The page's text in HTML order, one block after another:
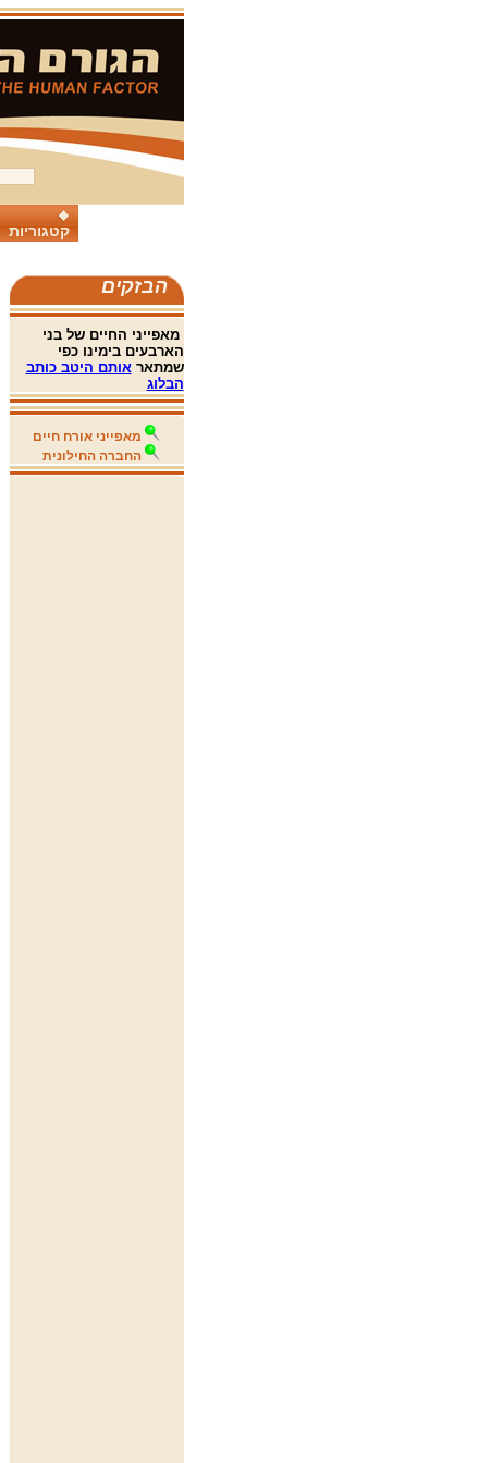
קטגוריות
הבזקים
מאפייני החיים של בני
הארבעים בימינו כפי
שמתאראותם היטב כותב
הבלוג
מאפייני אורח חיים
החברה החילונית